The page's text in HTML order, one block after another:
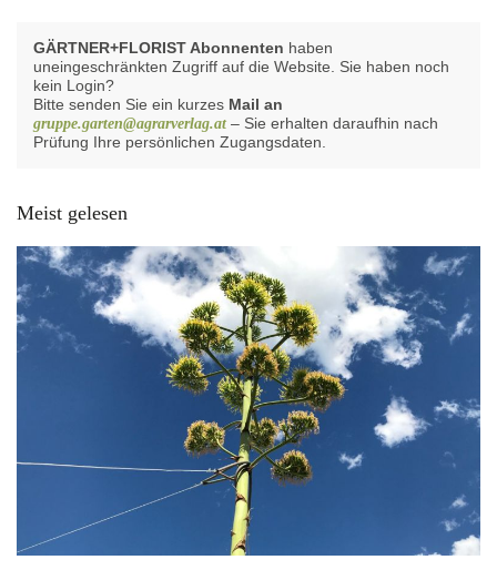
GÄRTNER+FLORIST Abonnenten haben
uneingeschränkten Zugriff auf die Website. Sie haben noch
kein Login?
Bitte senden Sie ein kurzes Mail an
gruppe.garten@agrarverlag.at – Sie erhalten daraufhin nach
Prüfung Ihre persönlichen Zugangsdaten.
Meist gelesen